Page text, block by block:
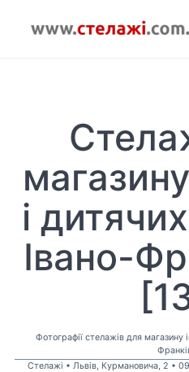
і
Івано-
Фотографії стелажів для магазину
Стелажі • Львів, Курмановича, 2 •